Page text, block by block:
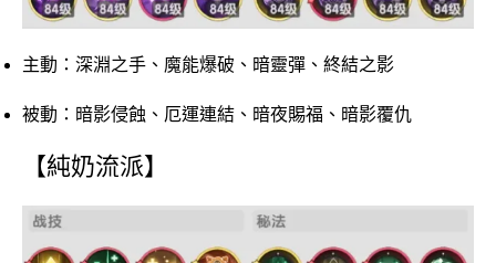
主動：深淵之手、魔能爆破、暗靈彈、終結之影
被動：暗影侵蝕、厄運連結、暗夜賜福、暗影覆仇
【純奶流派】